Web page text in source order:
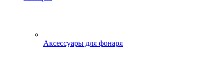
Аксессуары для фонаря